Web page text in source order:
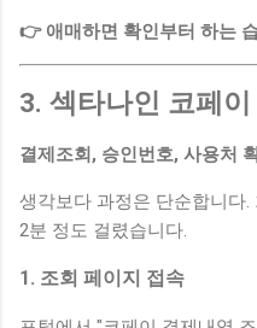
👉 애매하면 확인부터 하는
3. 섹타나인 코페
결제조회, 승인번호, 사용처
생각보다 과정은 단순합니다
2분 정도 걸렸습니다.
1. 조회 페이지 접속